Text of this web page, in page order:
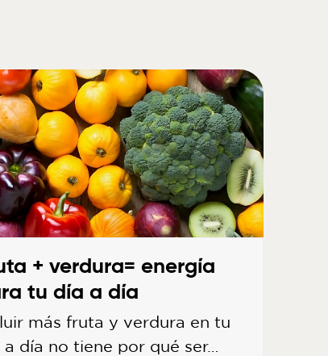
+ verdura= energía
tu día a día
más fruta y verdura en tu
a día no tiene por qué ser…